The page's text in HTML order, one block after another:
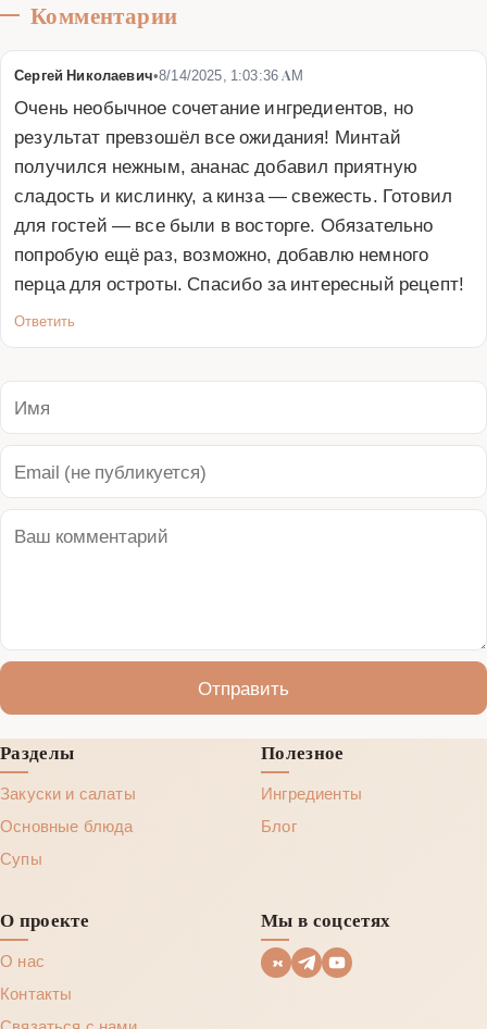
Комментарии
Сергей Николаевич•8/14/2025, 1:03:36 AM
Очень необычное сочетание ингредиентов, но
результат превзошёл все ожидания! Минтай
получился нежным, ананас добавил приятную
сладость и кислинку, а кинза — свежесть. Готовил
для гостей — все были в восторге. Обязательно
попробую ещё раз, возможно, добавлю немного
перца для остроты. Спасибо за интересный рецепт!
Ответить
Отправить
Разделы
Закуски и салаты
Основные блюда
Супы
Полезное
Ингредиенты
Блог
О проекте
О нас
Контакты
Мы в соцсетях